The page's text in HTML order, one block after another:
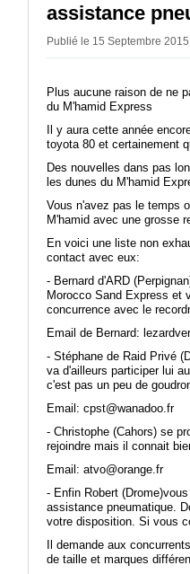
assistance
Publié le 15 Septembre
Plus aucune raison de ne
du M'hamid Express
Il y aura cette année
toyota 80 et certainement
Des nouvelles dans pas
les dunes du M'hamid
Vous n'avez pas le temps
M'hamid avec une grosse
En voici une liste non
contact avec eux:
- Bernard d'ARD
Morocco Sand Express et
concurrence avec le
Email de Bernard:
- Stéphane de Raid Privé
va d'ailleurs participer lui
c'est pas un peu de
Email: cpst@wanadoo.fr
- Christophe (Cahors) se
rejoindre mais il connait
Email: atvo@orange.fr
- Enfin Robert
assistance pneumatique.
votre disposition. Si vous
Il demande aux
de taille et marques